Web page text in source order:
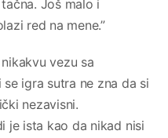
Još malo i
red na mene.”
vezu sa
igra sutra ne zna da si
nezavisni.
je ista kao da nikad nisi